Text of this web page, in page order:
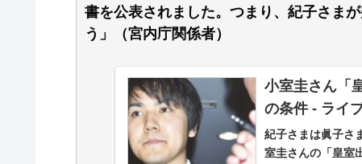
書を公表されました。つまり、紀子さま
う」（宮内庁関係者）
小室圭さん「
の条件 - ライ
紀子さまは眞子さ
室圭さんの「皇室